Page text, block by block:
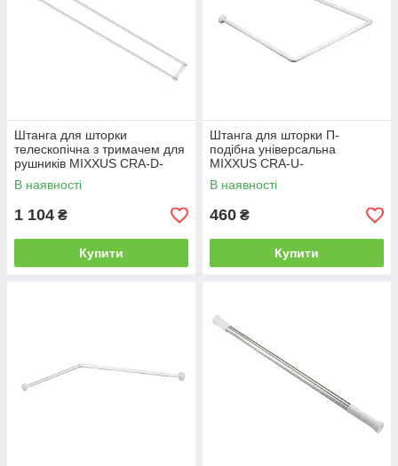
Штанга для шторки
телескопічна з тримачем для
рушників MIXXUS CRA-D-
75x125 75cm-125cm
(алюміній) (AC3588)
В наявності
1 104 ₴
Купити
Штанга для шторки П-
подібна універсальна
MIXXUS CRA-U-
90x90x90x90x90cm,
90x180cm, 270cm (алюміній)
В наявності
460 ₴
Купити